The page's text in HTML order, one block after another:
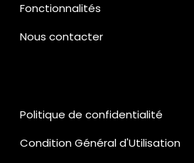
Fonctionnalités
Nous contacter
Politique de confidentialité
Condition Général d'Utilisation